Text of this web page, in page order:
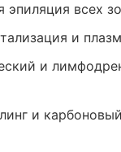
эпиляция всех
и
и
и